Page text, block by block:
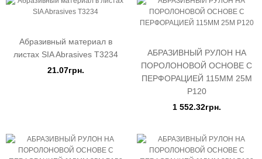
Абразивный материал в
листах SIA Abrasives Т3234
21.07грн.
АБРАЗИВНЫЙ РУЛОН НА
ПОРОЛОНОВОЙ ОСНОВЕ С
ПЕРФОРАЦИЕЙ 115ММ 25М
P120
1 552.32грн.